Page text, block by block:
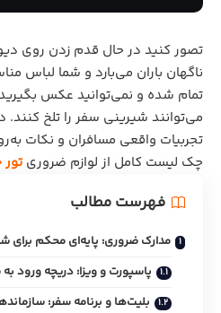
تصور کنید در حال قدم زدن روی
ناگهان باران می‌بارد و شما لباس
تمام شده و نمی‌توانید عکس
می‌توانند شیرینی سفر را تلخ کنند.
تجربیات واقعی مسافران و نکات
چک لیست کامل از لوازم ضروری
فهرست مطالب
مدارک ضروری: پایه‌ای محکم برای
پاسپورت و ویزا: دریچه ورود
بلیت‌ها و برنامه سفر: